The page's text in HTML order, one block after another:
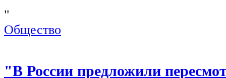
"
Общество
"В России предложили